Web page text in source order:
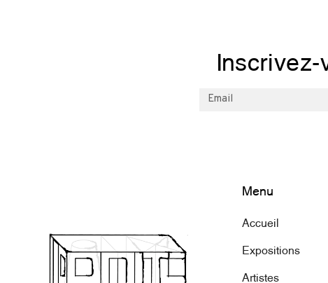
Menu
Accueil
Expositions
Artistes